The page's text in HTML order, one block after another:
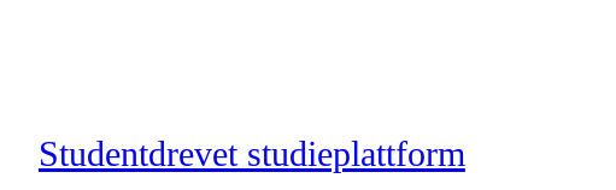
Studentdrevet studieplattform